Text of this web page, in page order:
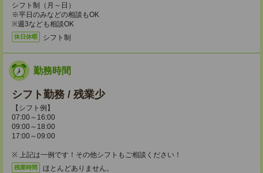
シフト制（月～日）
※平日のみなどの相談もOK
※週3なども相談OK
休日休暇 シフト制
勤務時間
シフト勤務 / 残業少
【シフト例】
07:00～16:00
09:00～18:00
17:00～09:00
※ 上記は一例です！その他シフトもご相談ください！
残業時間 ほとんどありません。